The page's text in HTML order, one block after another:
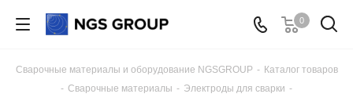
0
Сварочные материалы и оборудование NGSGROUP - Каталог товаров
- Сварочные материалы - Электроды для сварки -